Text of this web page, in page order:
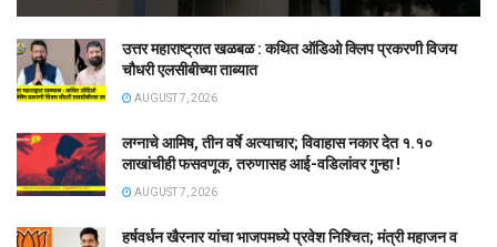
उत्तर महाराष्ट्रात खळबळ : कथित ऑडिओ क्लिप प्रकरणी विजय
चौधरी एलसीबीच्या ताब्यात
AUGUST 7, 2026
लग्नाचे आमिष, तीन वर्षे अत्याचार; विवाहास नकार देत १.१०
लाखांचीही फसवणूक, तरुणासह आई-वडिलांवर गुन्हा !
AUGUST 7, 2026
हर्षवर्धन खैरनार यांचा भाजपमध्ये प्रवेश निश्चित; मंत्री महाजन व